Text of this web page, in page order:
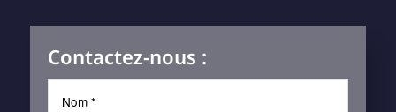
Contactez-nous :